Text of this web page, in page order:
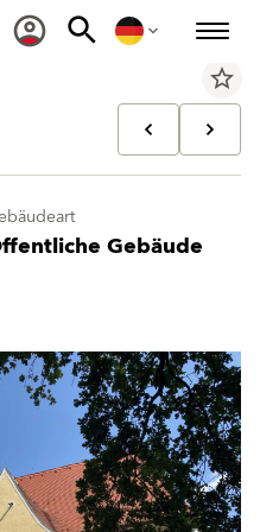
star_border
Gebäude